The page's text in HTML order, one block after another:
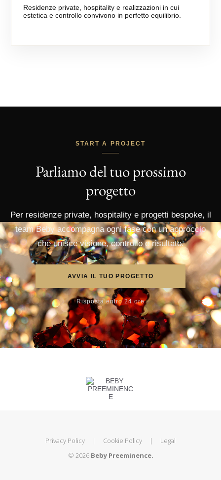
Residenze private, hospitality e realizzazioni in cui
estetica e controllo convivono in perfetto equilibrio.
START A PROJECT
Parliamo del tuo prossimo
progetto
Per residenze private, hospitality e progetti bespoke, il
team Beby accompagna ogni fase con un approccio
che unisce visione, controllo e risultato.
AVVIA IL TUO PROGETTO
Risposta entro 24 ore
Privacy Policy | Cookie Policy |
Legal
© 2026 Beby Preeminence.